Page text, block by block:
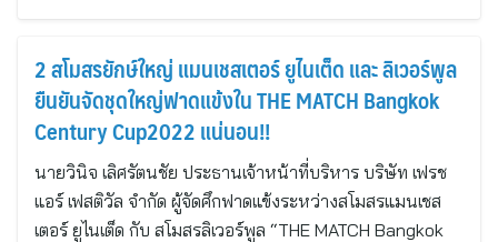
2 สโมสรยักษ์ใหญ่ แมนเชสเตอร์ ยูไนเต็ด และ ลิเวอร์พูล
ยืนยันจัดชุดใหญ่ฟาดแข้งใน THE MATCH Bangkok
Century Cup2022 แน่นอน!!
นายวินิจ เลิศรัตนชัย ประธานเจ้าหน้าที่บริหาร บริษัท เฟรช
แอร์ เฟสติวัล จำกัด ผู้จัดศึกฟาดแข้งระหว่างสโมสรแมนเชส
เตอร์ ยูไนเต็ด กับ สโมสรลิเวอร์พูล “THE MATCH Bangkok